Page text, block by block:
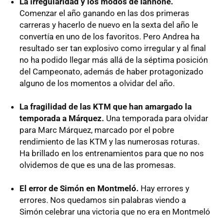
Comenzar el año ganando en las dos primeras
carreras y hacerlo de nuevo en la sexta del año le
convertía en uno de los favoritos. Pero Andrea ha
resultado ser tan explosivo como irregular y al final
no ha podido llegar más allá de la séptima posición
del Campeonato, además de haber protagonizado
alguno de los momentos a olvidar del año.
La fragilidad de las KTM que han amargado la
temporada a Márquez. Una temporada para olvidar
para Marc Márquez, marcado por el pobre
rendimiento de las KTM y las numerosas roturas.
Ha brillado en los entrenamientos para que no nos
olvidemos de que es una de las promesas.
El error de Simón en Montmeló. Hay errores y
errores. Nos quedamos sin palabras viendo a
Simón celebrar una victoria que no era en Montmeló